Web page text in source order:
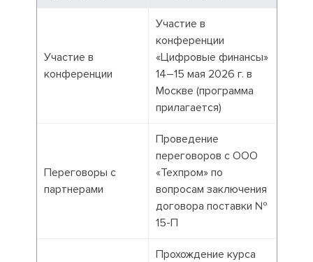
Участие в
конференции
Участие в
конференции
«Цифровые финансы»
14–15 мая 2026 г. в
Москве (программа
прилагается)
Переговоры с
партнерами
Проведение
переговоров с ООО
«Техпром» по
вопросам заключения
договора поставки №
15-П
Прохождение курса